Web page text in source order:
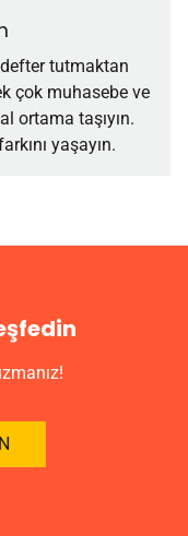
tutmaktan
çok muhasebe ve
ortama taşıyın.
yaşayın.